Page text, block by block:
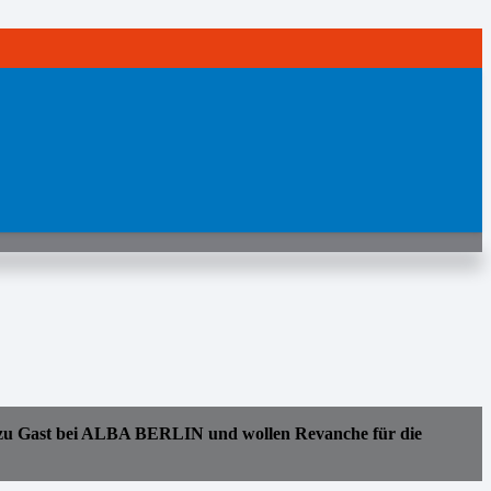
Gast bei ALBA BERLIN und wollen Revanche für die